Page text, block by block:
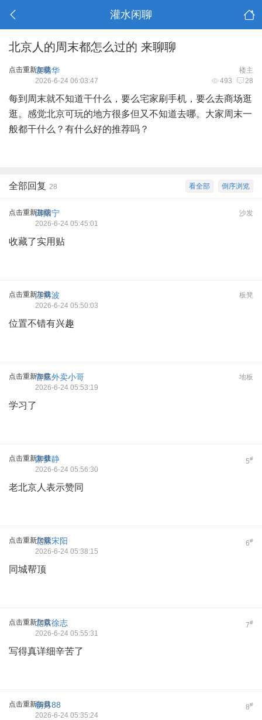
灌水闲聊
北京人的周末都怎么过的 来聊聊
点击重新加载 楼主
袁璐华
493 28
2026-6-24 06:03:47
每到周末就不知道干什么，要么宅家刷手机，要么去商场逛
逛。感觉北京可玩的地方很多但又不知道去哪。大家周末一
般都干什么？有什么好的推荐吗？
倒序浏览
看全部
全部回复 28
点击重新加载 沙发
田阳宁
2026-6-24 05:45:01
收藏了实用贴
点击重新加载 板凳
汪博波
2026-6-24 05:50:03
位置不错有兴趣
点击重新加载 地板
管庄外卖小哥
2026-6-24 05:53:19
学习了
点击重新加载 5#
萧梦静
2026-6-24 05:56:30
老北京人表示赞同
点击重新加载 6#
北漂宋阳
2026-6-24 05:38:15
同城帮顶
点击重新加载 7#
北京徐志
2026-6-24 05:55:31
写得真详细辛苦了
点击重新加载 8#
杨月88
2026-6-24 05:35:24